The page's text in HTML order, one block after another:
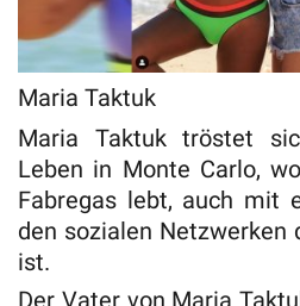
Maria Taktuk
Maria Taktuk tröstet
Leben in Monte Carlo,
Fabregas lebt, auch mit
den sozialen Netzwerken
ist.
Der Vater von Maria